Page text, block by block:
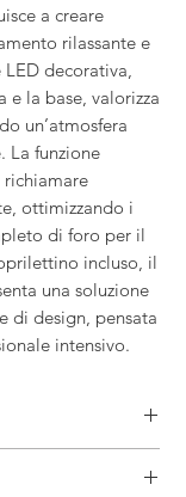
a creare
rilassante e
decorativa,
e la base, valorizza
un’atmosfera
La funzione
ottimizzando i
di foro per il
incluso, il
una soluzione
di design, pensata
intensivo.